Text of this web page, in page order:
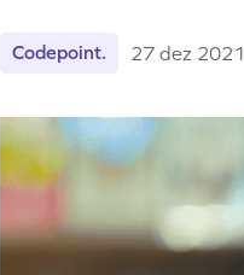
Codepoint. 27 dez 2021